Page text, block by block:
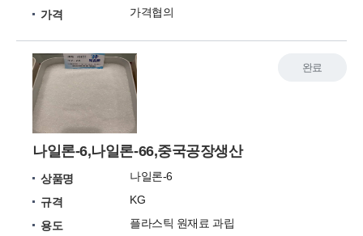
가격
가격협의
나일론-6,나일론-66,중국공장생산
상품명
나일론-6
규격
KG
용도
플라스틱 원재료 과립
완료